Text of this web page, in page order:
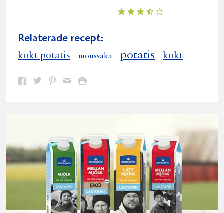
Relaterade recept:
kokt potatis moussaka potatis kokt
Dela Dela Dela DelaSkriv